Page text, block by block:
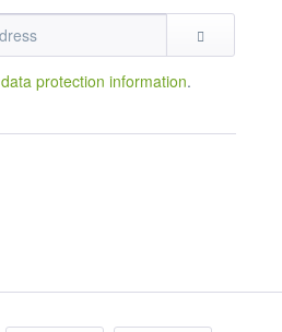
data protection information.